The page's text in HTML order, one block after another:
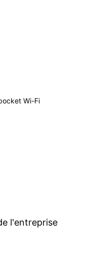
Wi-Fi
l'entreprise